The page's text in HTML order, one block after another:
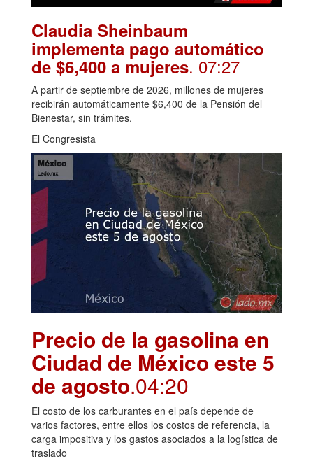
Claudia Sheinbaum
implementa pago automático
de $6,400 a mujeres. 07:27
A partir de septiembre de 2026, millones de mujeres
recibirán automáticamente $6,400 de la Pensión del
Bienestar, sin trámites.
El Congresista
Precio de la gasolina en
Ciudad de México este 5
de agosto.04:20
El costo de los carburantes en el país depende de
varios factores, entre ellos los costos de referencia, la
carga impositiva y los gastos asociados a la logística de
traslado